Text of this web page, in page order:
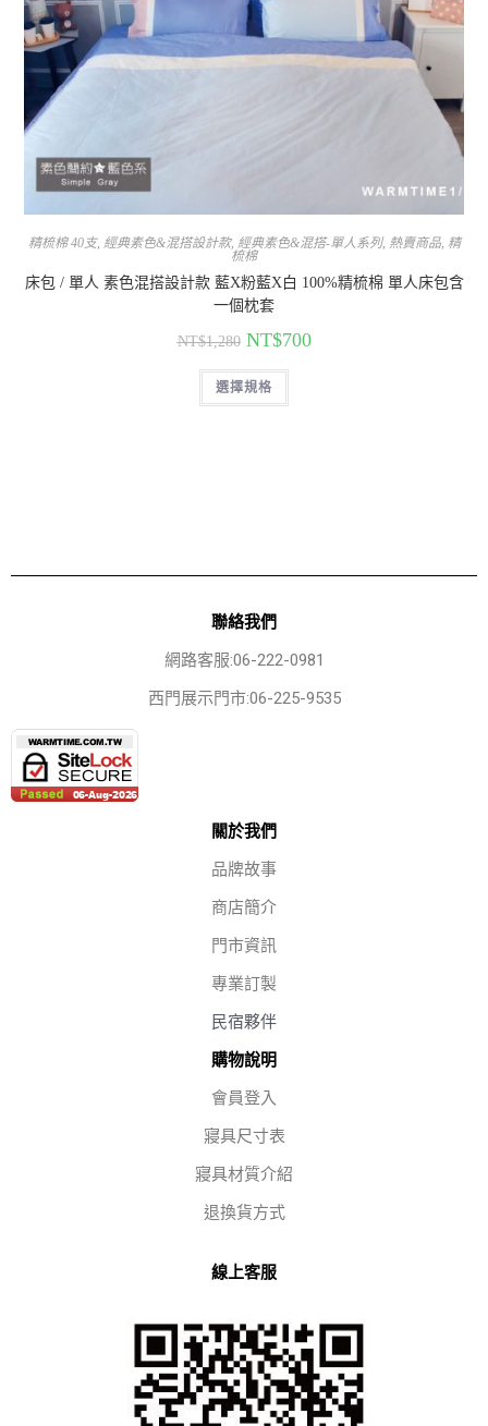
精梳棉 40支, 經典素色&混搭設計款, 經典素色&混搭-單人系列, 熱賣商品, 精
梳棉
床包 / 單人 素色混搭設計款 藍X粉藍X白 100%精梳棉 單人床包含
一個枕套
NT$1,280 NT$700
選擇規格
聯絡我們
網路客服:06-222-0981
西門展示門市:06-225-9535
關於我們
品牌故事
商店簡介
門市資訊
專業訂製
民宿夥伴
購物說明
會員登入
寢具尺寸表
寢具材質介紹
退換貨方式
線上客服